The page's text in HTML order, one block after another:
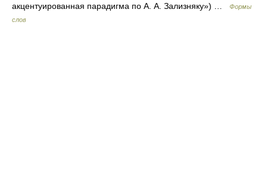
акцентуированная парадигма по А. А. Зализняку») …
Формы
слов